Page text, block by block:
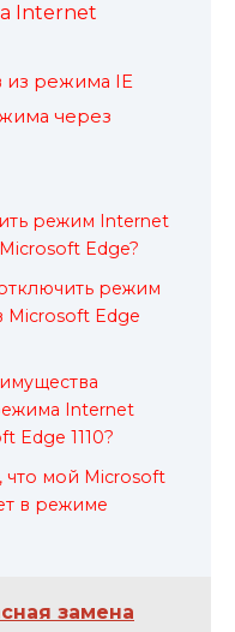
Internet
из режима IE
через
режим Internet
Edge?
режим
Microsoft Edge
Internet
Edge 1110?
что мой Microsoft
в режиме
замена